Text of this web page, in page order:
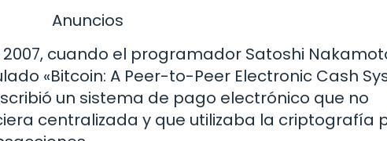
Anuncios
cuando el programador Satoshi
«Bitcoin: A Peer-to-Peer Electronic Cash
un sistema de pago electrónico que no
centralizada y que utilizaba la criptografía